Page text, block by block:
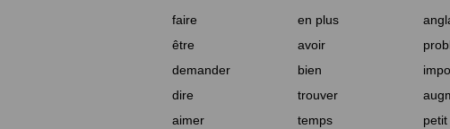
faire en plus
être
avoir
demander
bien
dire
trouver
aimer
temps petit